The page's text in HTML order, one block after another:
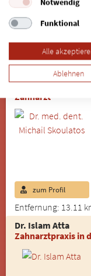
Entfernung: 12.33
zum Profil
Dr. med. dent.
Zahnarzt
Entfernung: 13.11
zum Profil
Dr. Islam Atta
Zahnarztpraxis in
Funktional
Alle
Ablehnen